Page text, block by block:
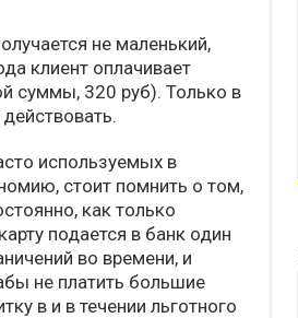
не маленький,
клиент оплачивает
суммы, 320 руб). Только в
используемых в
стоит помнить о том,
как только
подается в банк один
во времени, и
не платить большие
в и в течении льготного